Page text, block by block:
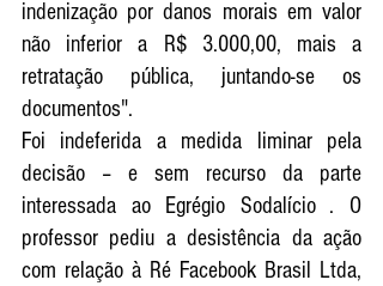
indenização por danos morais em valor
não inferior a R$ 3.000,00, mais a
retratação pública, juntando-se os
documentos".
Foi indeferida a medida liminar pela
decisão – e sem recurso da parte
interessada ao Egrégio Sodalício . O
professor pediu a desistência da ação
com relação à Ré Facebook Brasil Ltda,